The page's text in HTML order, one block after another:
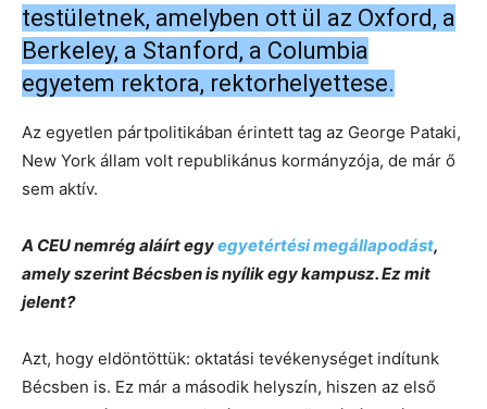
testületnek, amelyben ott ül az Oxford, a
Berkeley, a Stanford, a Columbia
egyetem rektora, rektorhelyettese.
Az egyetlen pártpolitikában érintett tag az George Pataki,
New York állam volt republikánus kormányzója, de már ő
sem aktív.
A CEU nemrég aláírt egyegyetértési megállapodást,
amely szerint Bécsben is nyílik egy kampusz. Ez mit
jelent?
Azt, hogy eldöntöttük: oktatási tevékenységet indítunk
Bécsben is. Ez már a második helyszín, hiszen az első